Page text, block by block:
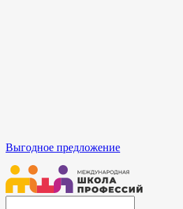
Выгодное предложение